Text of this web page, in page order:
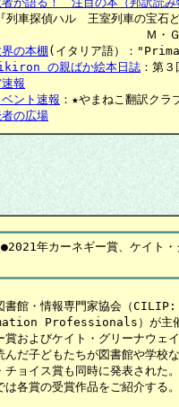
車探偵ハル　王室列車の宝石
の本棚
の親ばか絵本日誌
報
ント速報
の広場
●2021年カーネギー賞、ケイト
書館・情報専門家協会（
Professionals）が主催す
賞およびケイト・グリーナウェ
んだ子どもたちが図書館や学校
チョイス賞も同時に発表された。
各賞の受賞作品をご紹介する。